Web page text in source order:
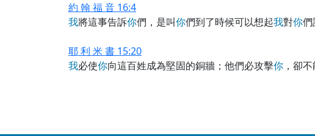
約 翰 福 音 16:4
我將這事告訴你們，是叫你們到了時候可以想起我對你們
耶 利 米 書 15:20
我必使你向這百姓成為堅固的銅牆；他們必攻擊你 ，卻